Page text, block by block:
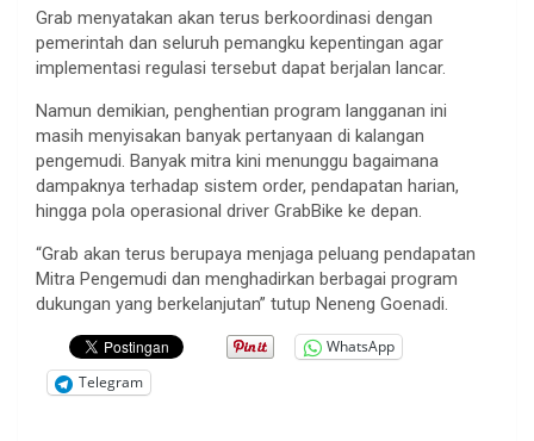
Grab menyatakan akan terus berkoordinasi dengan
pemerintah dan seluruh pemangku kepentingan agar
implementasi regulasi tersebut dapat berjalan lancar.
Namun demikian, penghentian program langganan ini
masih menyisakan banyak pertanyaan di kalangan
pengemudi. Banyak mitra kini menunggu bagaimana
dampaknya terhadap sistem order, pendapatan harian,
hingga pola operasional driver GrabBike ke depan.
“Grab akan terus berupaya menjaga peluang pendapatan
Mitra Pengemudi dan menghadirkan berbagai program
dukungan yang berkelanjutan” tutup Neneng Goenadi.
WhatsApp
Telegram